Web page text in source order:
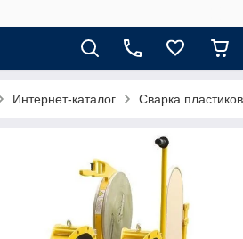
Интернет-каталог Сварка